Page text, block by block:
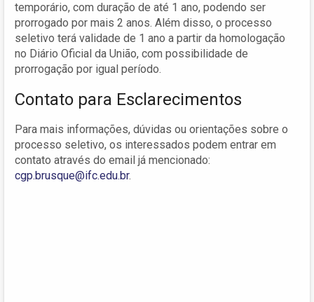
temporário, com duração de até 1 ano, podendo ser
prorrogado por mais 2 anos. Além disso, o processo
seletivo terá validade de 1 ano a partir da homologação
no Diário Oficial da União, com possibilidade de
prorrogação por igual período.
Contato para Esclarecimentos
Para mais informações, dúvidas ou orientações sobre o
processo seletivo, os interessados podem entrar em
contato através do email já mencionado:
cgp.brusque@ifc.edu.br.